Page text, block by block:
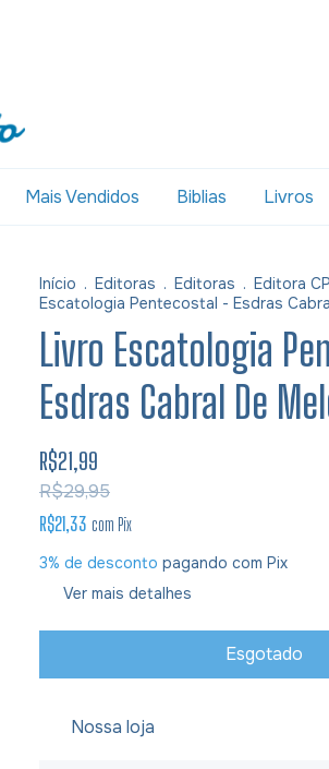
Mais Vendidos Biblias Livros
Início . Editoras . Editoras . Editora
Escatologia Pentecostal - Esdras
Livro Escatologia
Esdras Cabral De
R$21,99
R$29,95
R$21,33 com Pix
3% de desconto pagando com Pix
Ver mais detalhes
Nossa loja